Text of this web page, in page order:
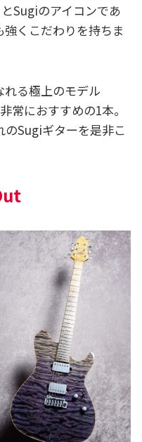
Sugiのアイコンであ
くこだわりを持ちま
る極上のモデル
常におすすめの1本。
Sugiギターを是非こ